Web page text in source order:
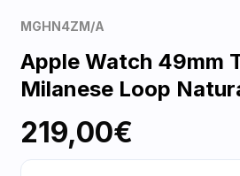
MGHN4ZM/A
Apple Watch 49mm
Milanese Loop
219,00€